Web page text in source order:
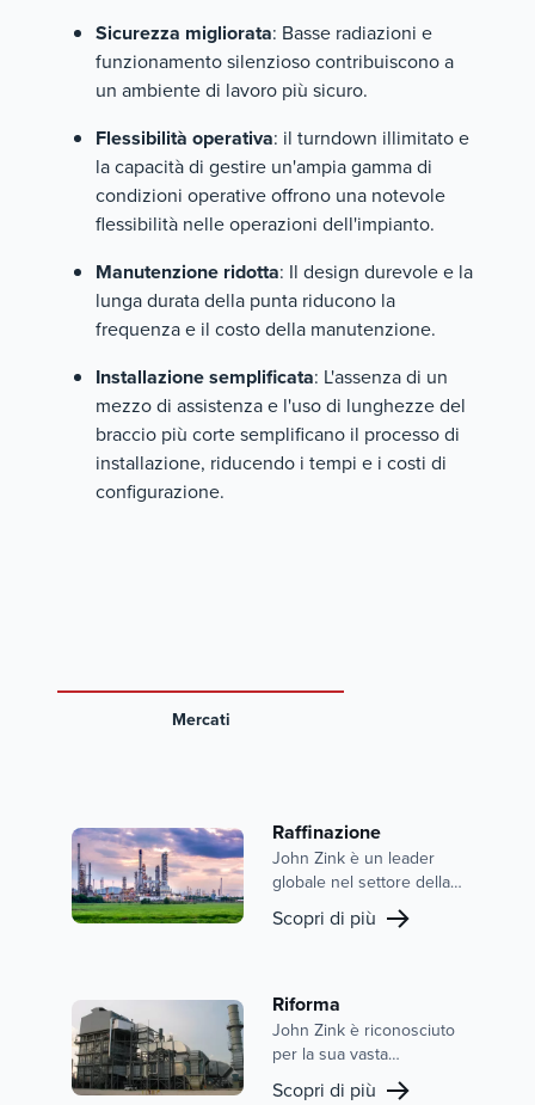
Sicurezza migliorata: Basse radiazioni e
funzionamento silenzioso contribuiscono a
un ambiente di lavoro più sicuro.
Flessibilità operativa: il turndown illimitato e
la capacità di gestire un'ampia gamma di
condizioni operative offrono una notevole
flessibilità nelle operazioni dell'impianto.
Manutenzione ridotta: Il design durevole e la
lunga durata della punta riducono la
frequenza e il costo della manutenzione.
Installazione semplificata: L'assenza di un
mezzo di assistenza e l'uso di lunghezze del
braccio più corte semplificano il processo di
installazione, riducendo i tempi e i costi di
configurazione.
Mercati
Raffinazione
John Zink è un leader
globale nel settore della
combustione e del
controllo delle emissioni,
raffinazione. Il nostro
ampio portafoglio
comprende bruciatori di
e sistemi di controllo dei
Scopri di più
Riforma
John Zink è riconosciuto
per la sua vasta
esperienza e le soluzioni
Scopri di più